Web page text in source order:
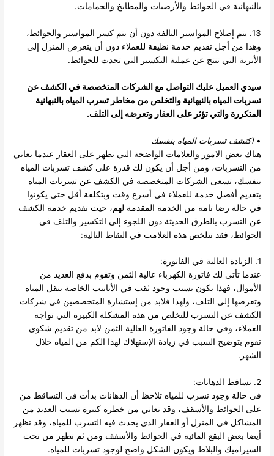
بالنبهانية في الحوائط والأرضيات والمطابخ والحمامات.
13. يتم إصلاح المواسير التالفة دون أن يتم كسر المواسير والحوائط،
وهذا من أجل تقديم خدمة نظيفة للعملاء دون أن يتعرض المنزل إلى
الأتربة التي تنتج عن عملية التكسير التي تحدث للحوائط.
سيدي العميل عليك التواصل مع الشركات المتخصصة في الكشف عن
تسربات المياه بالنبهانية والتخلص من مخاطر تسرب المياه بالنبهانية
المتكررة والتي تؤثر على العقار وتعرضه إلى التلف.
•اكتشف تسربات المياه بنفسك
هناك بعض الامور والعلامات الواضحة التي تظهر على العقار عندما يعاني
من التسربات، ومن أجل أن يكون لك قدرة على كشف تسربات المياه
بنفسك، تسعى الشركات المتخصصة في الكشف عن تسربات المياه
بتقديم أفضل خدمة للعملاء في أسرع وقت وبتكلفة أقل حتى يكونوا
في حالة رضا تامة من الخدمة المقدمة لهم، حيث تقديم خدمة الكشف
عن التسرب بالطرق الحديثة دون اللجوء إلى التكسير والتلف في
الحوائط، فقد تتلخص هذه العلامت في النقاط التالية:
1. الزيادة العالية في الفاتورة:
عندما تأتي لك فاتورة الكهرباء عالية الثمن وتقوم بدفع العديد من
الأموال، فهذا يكون بسبب وجود ثقب في الأنابيب الخاصة بنقل المياه
وتعرضها إلى التلف، ولهذا فلابد من إستشارة المتخصصين في شركات
الكشف عن التسرب للتخلص من هذه المشكلة الكبيرة التي تواجه
العملاء، وفي حالة وجود الفاتورة العالية الثمن لابد من تقديم شكوى
تقوم بتوضيح السبب في زيادة الإستهلاك لهذا الكم من المياه خلال
الشهر.
2. تساقط الدهانات:
في حالة وجود تسرب للمياه تلاحظ أن الدهانات بدأت في التساقط من
على الحوائط والأسقف، وقد تعاني من خطرة كبيرة تسبب العديد من
المشاكل في المنزل أو العقار الذي يحدث فيه التسرب للمياه، وقد تظهر
أيضا بعض البقع المائية في الحوائط والأسقف ومن ثم تظهر من تحت
السيراميك والبلاط ويكون الشكل واضح لوجود تسربات للمياه.